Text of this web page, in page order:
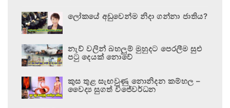
ලෝකයේ අඩුවෙන්ම නිදා ගන්නා ජාතිය?
නැව් වලින් බහලුම් මුහුදට පෙරලීම සුළු
පටු දෙයක් නොවේ
කුස තුළ සැඟවුණු නොනිදන කම්හල –
වෛද්‍ය සුගත් විජේවර්ධන